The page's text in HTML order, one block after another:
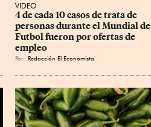
VIDEO
4 de cada 10 casos de trata de
personas durante el Mundial de
Futbol fueron por ofertas de
empleo
Por Redacción El Economista